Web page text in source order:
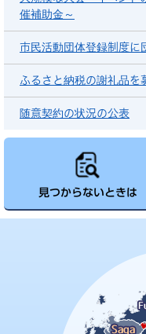
催補助金～
市民活動団体登録制度に
ふるさと納税の謝礼品を
随意契約の状況の公表
見つからないときは